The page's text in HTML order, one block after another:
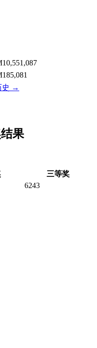
史 →
果
三等奖
6243